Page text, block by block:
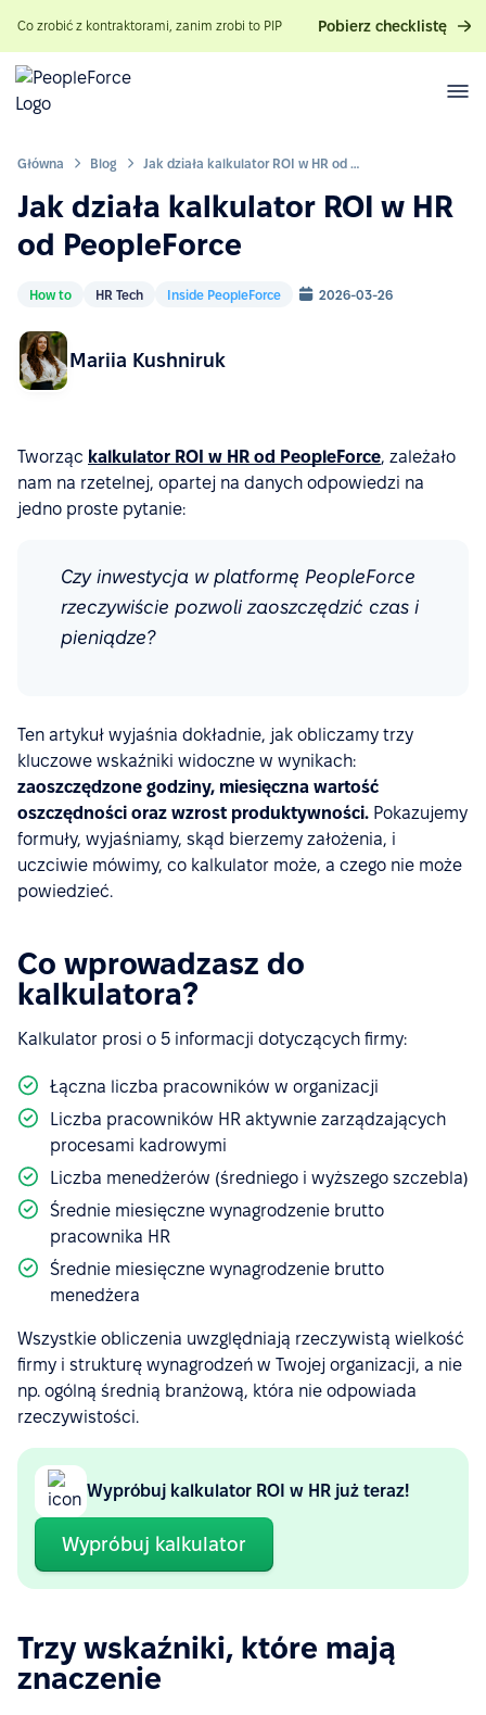
Co zrobić z kontraktorami, zanim zrobi to PIP Pobierz checklistę
Główna Blog Jak działa kalkulator ROI w HR od PeopleForce
Jak działa kalkulator ROI w HR
od PeopleForce
How to HR Tech Inside PeopleForce 2026-03-26
Mariia Kushniruk
Tworząc kalkulator ROI w HR od PeopleForce, zależało
nam na rzetelnej, opartej na danych odpowiedzi na
jedno proste pytanie:
Czy inwestycja w platformę PeopleForce
rzeczywiście pozwoli zaoszczędzić czas i
pieniądze?
Ten artykuł wyjaśnia dokładnie, jak obliczamy trzy
kluczowe wskaźniki widoczne w wynikach:
zaoszczędzone godziny, miesięczna wartość
oszczędności oraz wzrost produktywności. Pokazujemy
formuły, wyjaśniamy, skąd bierzemy założenia, i
uczciwie mówimy, co kalkulator może, a czego nie może
powiedzieć.
Co wprowadzasz do
kalkulatora?
Kalkulator prosi o 5 informacji dotyczących firmy:
Łączna liczba pracowników w organizacji
Liczba pracowników HR aktywnie zarządzających
procesami kadrowymi
Liczba menedżerów (średniego i wyższego szczebla)
Średnie miesięczne wynagrodzenie brutto
pracownika HR
Średnie miesięczne wynagrodzenie brutto
menedżera
Wszystkie obliczenia uwzględniają rzeczywistą wielkość
firmy i strukturę wynagrodzeń w Twojej organizacji, a nie
np. ogólną średnią branżową, która nie odpowiada
rzeczywistości.
Wypróbuj kalkulator ROI w HR już teraz!
Wypróbuj kalkulator
Trzy wskaźniki, które mają
znaczenie